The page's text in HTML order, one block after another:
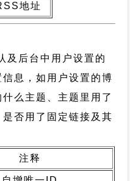
地址
及后台中用户设置的
息，如用户设置的博
么主题、主题里用了
否用了固定链接及其
注释